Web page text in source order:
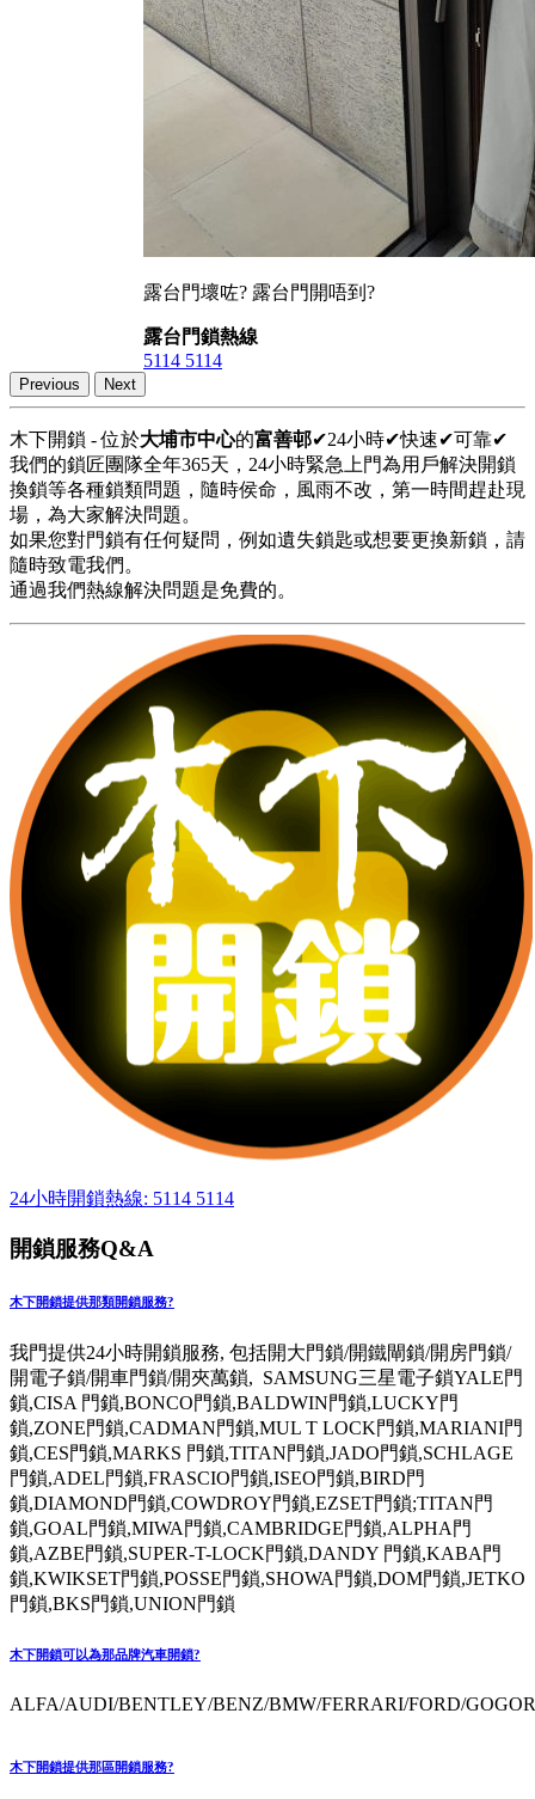
露台門壞咗? 露台門開唔到?
露台門鎖熱線
5114 5114
Previous Next
木下開鎖 - 位於大埔市中心的富善邨✔24小時✔快速✔可靠✔
我們的鎖匠團隊全年365天，24小時緊急上門為用戶解決開鎖
換鎖等各種鎖類問題，隨時侯命，風雨不改，第一時間趕赴現
場，為大家解決問題。
如果您對門鎖有任何疑問，例如遺失鎖匙或想要更換新鎖，請
隨時致電我們。
通過我們熱線解決問題是免費的。
24小時開鎖熱線: 5114 5114
開鎖服務Q&A
木下開鎖提供那類開鎖服務?
我門提供24小時開鎖服務, 包括開大門鎖/開鐵閘鎖/開房門鎖/
開電子鎖/開車門鎖/開夾萬鎖, SAMSUNG三星電子鎖YALE門
鎖,CISA 門鎖,BONCO門鎖,BALDWIN門鎖,LUCKY門
鎖,ZONE門鎖,CADMAN門鎖,MUL T LOCK門鎖,MARIANI門
鎖,CES門鎖,MARKS 門鎖,TITAN門鎖,JADO門鎖,SCHLAGE
門鎖,ADEL門鎖,FRASCIO門鎖,ISEO門鎖,BIRD門
鎖,DIAMOND門鎖,COWDROY門鎖,EZSET門鎖;TITAN門
鎖,GOAL門鎖,MIWA門鎖,CAMBRIDGE門鎖,ALPHA門
鎖,AZBE門鎖,SUPER-T-LOCK門鎖,DANDY 門鎖,KABA門
鎖,KWIKSET門鎖,POSSE門鎖,SHOWA門鎖,DOM門鎖,JETKO
門鎖,BKS門鎖,UNION門鎖
木下開鎖可以為那品牌汽車開鎖?
ALFA/AUDI/BENTLEY/BENZ/BMW/FERRARI/FORD/
木下開鎖提供那區開鎖服務?